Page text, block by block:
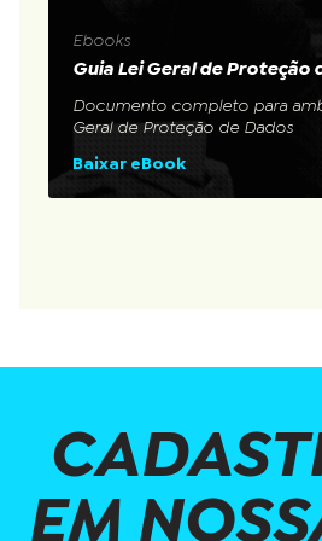
Ebooks
Guia Lei Geral de Proteção
Documento completo para
Geral de Proteção de Dados
Baixar eBook
EM